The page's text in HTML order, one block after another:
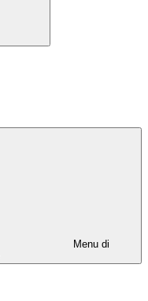
Menu di